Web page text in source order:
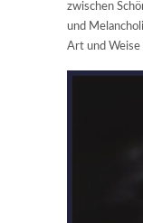
zwischen
und
Art und Weise